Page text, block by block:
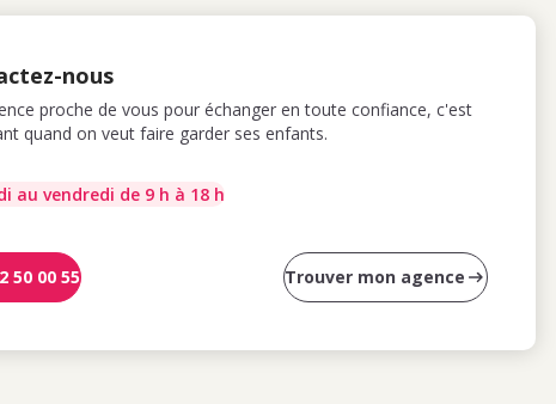
nous
proche de vous pour échanger en toute confiance, c'est
quand on veut faire garder ses enfants.
au vendredi de 9 h à 18 h
50 00 55 Trouver mon agence